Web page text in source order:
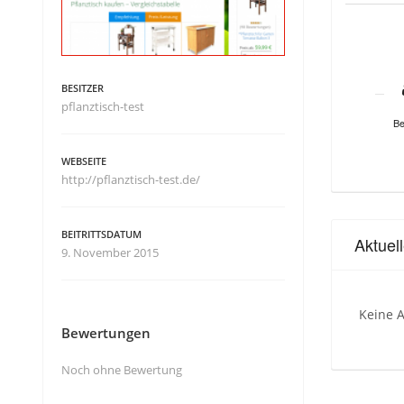
Keine
BESITZER
pflanztisch-test
WEBSEITE
http://pflanztisch-test.de/
BEITRITTSDATUM
9. November 2015
Bewertungen
Noch ohne Bewertung